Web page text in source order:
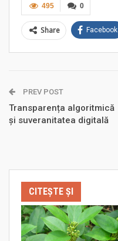
0
495
Share Facebook
PREV POST
Transparența algoritmică
și suveranitatea digitală
CITEȘTE ȘI